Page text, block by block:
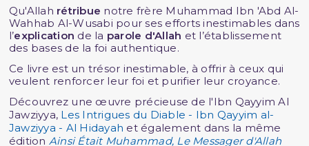
Qu'Allah rétribue notre frère Muhammad Ibn 'Abd Al-
Wahhab Al-Wusabi pour ses efforts inestimables dans
l’explication de la parole d'Allah et l’établissement
des bases de la foi authentique.
Ce livre est un trésor inestimable, à offrir à ceux qui
veulent renforcer leur foi et purifier leur croyance.
Découvrez une œuvre précieuse de l'Ibn Qayyim Al
Jawziyya, Les Intrigues du Diable - Ibn Qayyim al-
Jawziyya - Al Hidayah et également dans la même
édition Ainsi Était Muhammad, Le Messager d'Allah